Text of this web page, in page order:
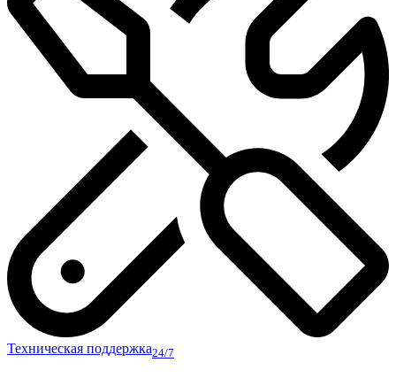
Техническая поддержка24/7